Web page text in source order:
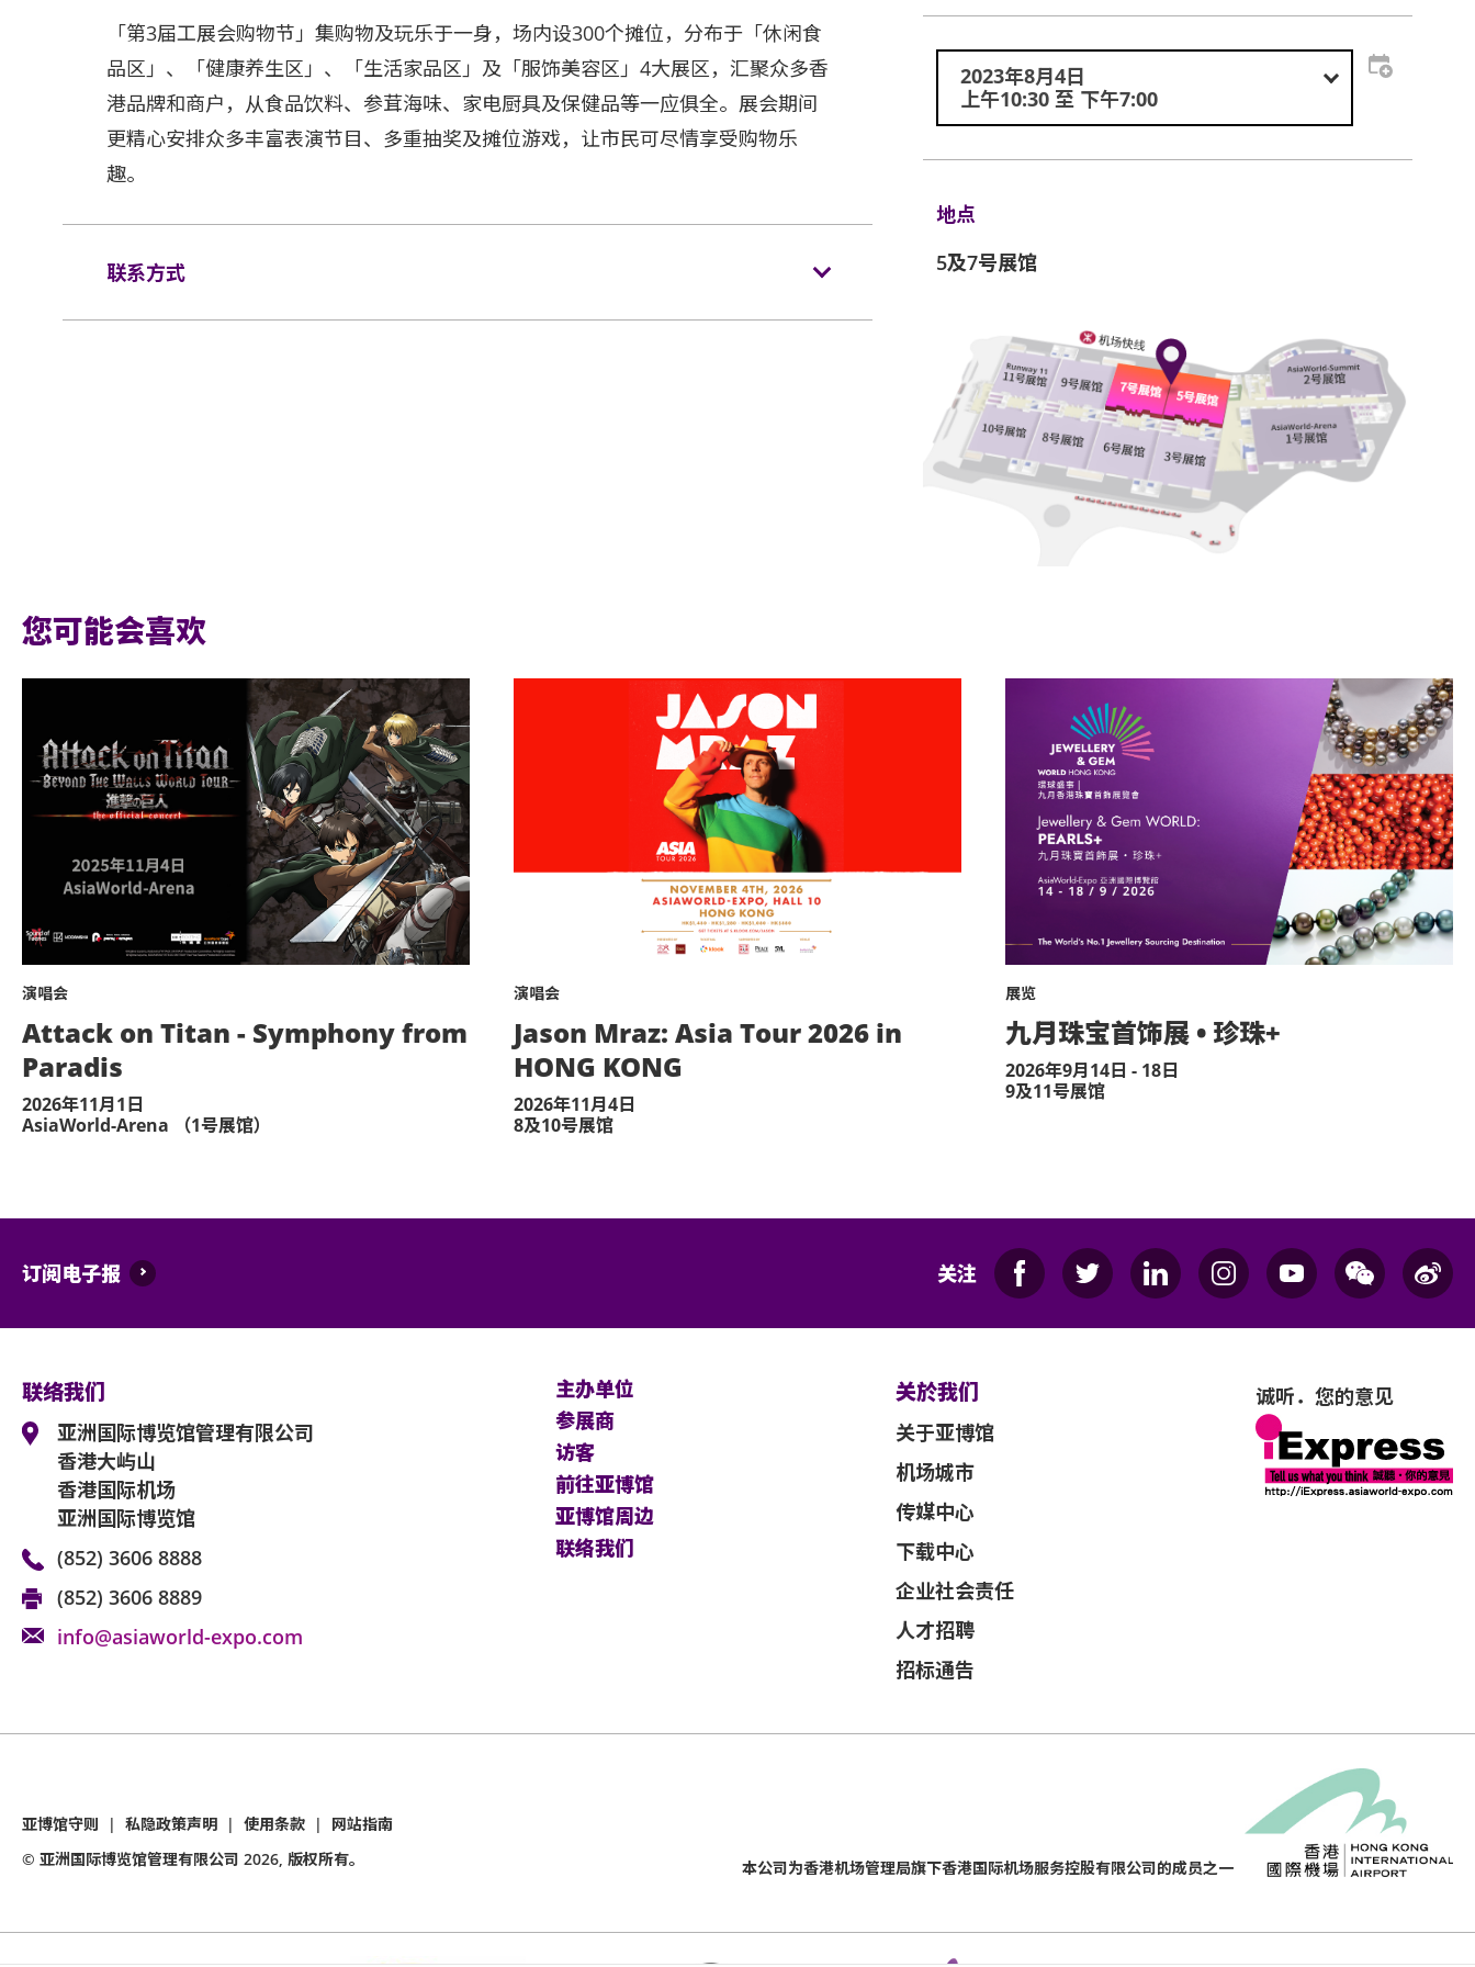
「第3届工展会购物节」集购物及玩乐于一身，场内设300个摊位，分布于「休闲食
品区」、「健康养生区」、「生活家品区」及「服饰美容区」4大展区，汇聚众多香
港品牌和商户，从食品饮料、参茸海味、家电厨具及保健品等一应俱全。展会期间
更精心安排众多丰富表演节目、多重抽奖及摊位游戏，让市民可尽情享受购物乐
趣。
联系方式
2023年8月4日
上午10:30 至 下午7:00
地点
5及7号展馆
您可能会喜欢
演唱会
Attack on Titan - Symphony from
Paradis
2026年11月1日
AsiaWorld-Arena （1号展馆）
演唱会
Jason Mraz: Asia Tour 2026 in
HONG KONG
2026年11月4日
8及10号展馆
展览
九月珠宝首饰展 • 珍珠+
2026年9月14日 - 18日
9及11号展馆
订阅电子报 关注
联络我们
亚洲国际博览馆管理有限公司
香港大屿山
香港国际机场
亚洲国际博览馆
(852) 3606 8888
(852) 3606 8889
info@asiaworld-expo.com
主办单位
参展商
访客
前往亚博馆
亚博馆周边
联络我们
关於我们
关于亚博馆
机场城市
传媒中心
下载中心
企业社会责任
人才招聘
招标通告
诚听．您的意见
亚博馆守则 | 私隐政策声明 | 使用条款 |
网站指南
© 亚洲国际博览馆管理有限公司 2026, 版权所有。 本公司为香港机场管理局旗下香港国际机场服务控股有限公司的成员之一